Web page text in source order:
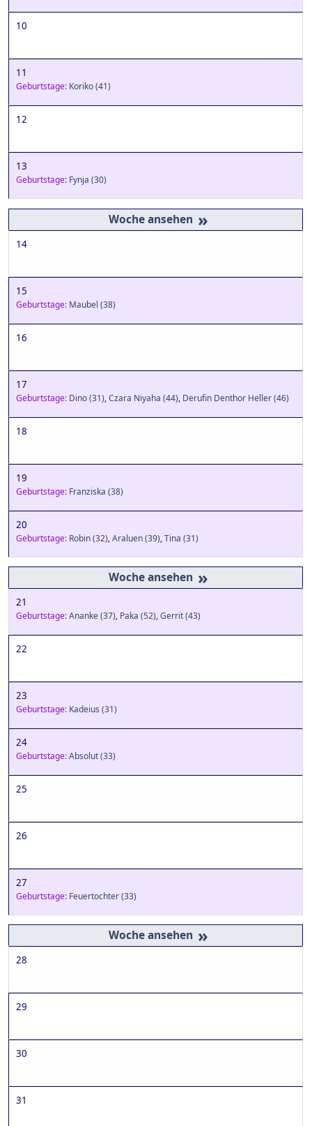
10
11
Geburtstage: Koriko(41)
12
13
Geburtstage: Fynja (30)
»
14
15
Geburtstage: Maubel (38)
16
17
Geburtstage: Dino(31),Czara Niyaha (44), Derufin Denthor Heller(46)
18
19
Geburtstage: Franziska (38)
20
Geburtstage: Robin(32),Araluen(39),Tina (31)
»
21
Geburtstage:Ananke(37), Paka (52),Gerrit(43)
22
23
Geburtstage: Kadeius (31)
24
Geburtstage:Absolut(33)
25
26
27
Geburtstage: Feuertochter(33)
»
28
29
30
31